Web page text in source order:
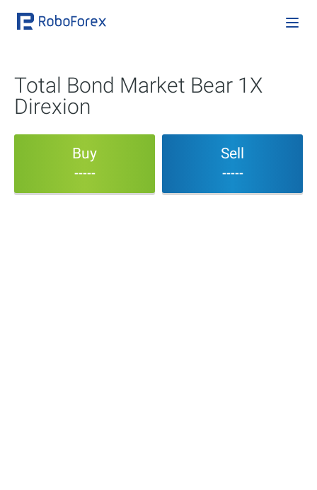
Total Bond Market Bear 1X
Direxion
Buy
-----
Sell
-----